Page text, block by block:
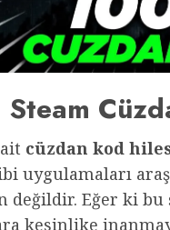
Steam
cüzdan kod
uygulamaları
değildir. Eğer ki bu
kesinlike